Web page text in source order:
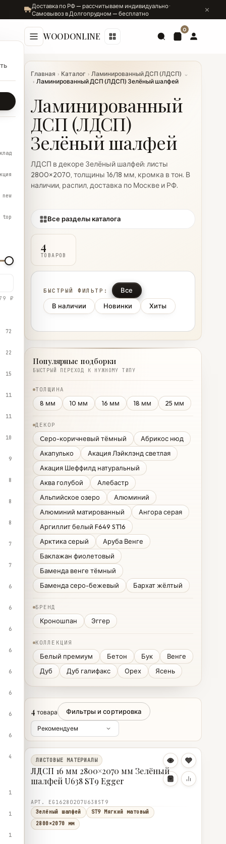
Доставка по РФ — рассчитываем индивидуально ·
Самовывоз в Долгопрудном — бесплатно
WOODONLINE
0
Главная › Каталог › Ламинированный ДСП (ЛДСП) ⌄
› Ламинированный ДСП (ЛДСП) Зелёный шалфей
Ламинированный
ДСП (ЛДСП)
Зелёный шалфей
ЛДСП в декоре Зелёный шалфей: листы
2800×2070, толщины 16/18 мм, кромка в тон. В
наличии, распил, доставка по Москве и РФ.
Все разделы каталога
4
ТОВАРОВ
БЫСТРЫЙ ФИЛЬТР:
Все
В наличии
Новинки Хиты
new
top
₽
72
22
15
11
11
10
9
8
8
8
7
7
6
6
6
6
6
6
6
6
4
1
1
1
Популярные подборки
БЫСТРЫЙ ПЕРЕХОД К НУЖНОМУ ТИПУ
ТОЛЩИНА
8 мм 10 мм 16 мм 18 мм 25 мм
ДЕКОР
Cеро-коричневый тёмный
Абрикос нюд
Акапулько
Акация Лэйклэнд светлая
Акация Шеффилд натуральный
Аква голубой
Алебастр
Альпийское озеро
Алюминий
Алюминий матированный
Ангора серая
Аргиллит белый F649 ST16
Арктика серый
Аруба Венге
Баклажан фиолетовый
Баменда венге тёмный
Баменда серо-бежевый
Бархат жёлтый
БРЕНД
Кроношпан Эггер
КОЛЛЕКЦИЯ
Белый премиум Бетон Бук
Венге
Дуб
Дуб галифакс Орех Ясень
4 товара Фильтры и сортировка
ЛИСТОВЫЕ МАТЕРИАЛЫ
ЛДСП 16 мм 2800×2070 мм Зелёный
шалфей U638 ST9 Egger
АРТ. EG16280207U638ST9
Зелёный шалфей
ST9 Мягкий матовый
2800×2070 мм